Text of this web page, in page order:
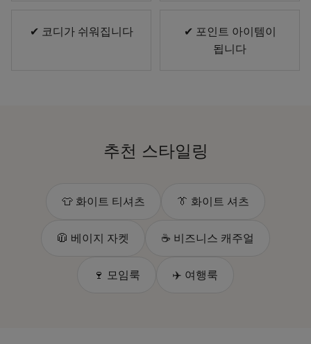
✔ 코디가 쉬워집니다
✔ 포인트 아이템이
됩니다
추천 스타일링
👕 화이트 티셔츠 👔 화이트 셔츠
🧥 베이지 자켓 ☕ 비즈니스 캐주얼
🍷 모임룩 ✈️ 여행룩